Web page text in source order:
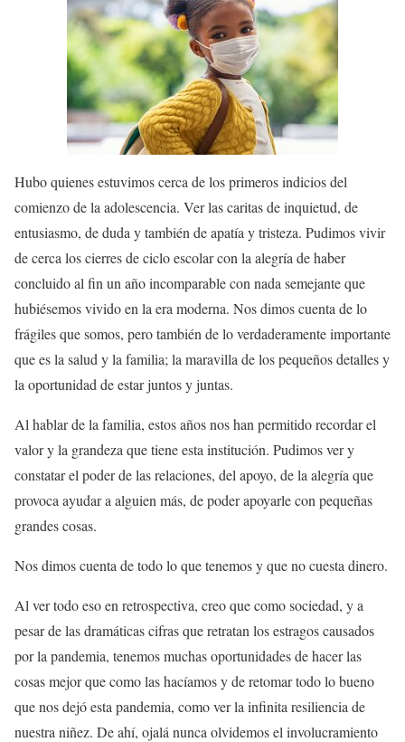
Hubo quienes estuvimos cerca de los primeros indicios del
comienzo de la adolescencia. Ver las caritas de inquietud, de
entusiasmo, de duda y también de apatía y tristeza. Pudimos vivir
de cerca los cierres de ciclo escolar con la alegría de haber
concluido al fin un año incomparable con nada semejante que
hubiésemos vivido en la era moderna. Nos dimos cuenta de lo
frágiles que somos, pero también de lo verdaderamente importante
que es la salud y la familia; la maravilla de los pequeños detalles y
la oportunidad de estar juntos y juntas.
Al hablar de la familia, estos años nos han permitido recordar el
valor y la grandeza que tiene esta institución. Pudimos ver y
constatar el poder de las relaciones, del apoyo, de la alegría que
provoca ayudar a alguien más, de poder apoyarle con pequeñas
grandes cosas.
Nos dimos cuenta de todo lo que tenemos y que no cuesta dinero.
Al ver todo eso en retrospectiva, creo que como sociedad, y a
pesar de las dramáticas cifras que retratan los estragos causados
por la pandemia, tenemos muchas oportunidades de hacer las
cosas mejor que como las hacíamos y de retomar todo lo bueno
que nos dejó esta pandemia, como ver la infinita resiliencia de
nuestra niñez. De ahí, ojalá nunca olvidemos el involucramiento